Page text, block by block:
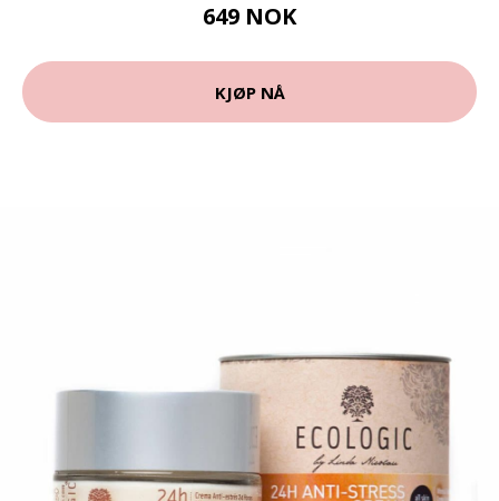
649 NOK
KJØP NÅ